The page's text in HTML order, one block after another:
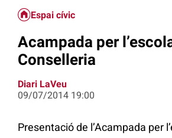
Espai cívic
Acampada per
Conselleria
Diari LaVeu
09/07/2014 19:00
Presentació de l’Acampada per